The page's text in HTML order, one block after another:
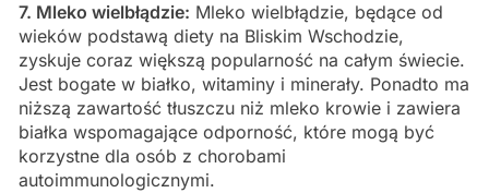
7. Mleko wielbłądzie: Mleko wielbłądzie, będące od
wieków podstawą diety na Bliskim Wschodzie,
zyskuje coraz większą popularność na całym świecie.
Jest bogate w białko, witaminy i minerały. Ponadto ma
niższą zawartość tłuszczu niż mleko krowie i zawiera
białka wspomagające odporność, które mogą być
korzystne dla osób z chorobami
autoimmunologicznymi.